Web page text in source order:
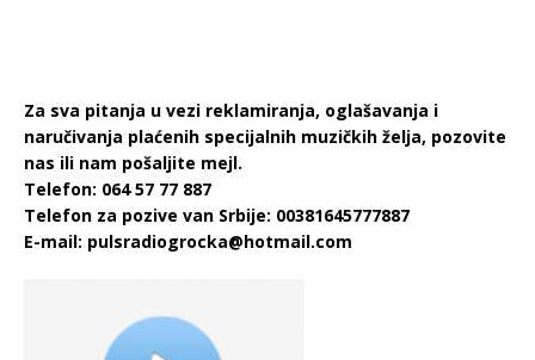
Za sva pitanja u vezi reklamiranja, oglašavanja i
naručivanja plaćenih specijalnih muzičkih želja, pozovite
nas ili nam pošaljite mejl.
Telefon: 064 57 77 887
Telefon za pozive van Srbije: 00381645777887
E-mail: pulsradiogrocka@hotmail.com